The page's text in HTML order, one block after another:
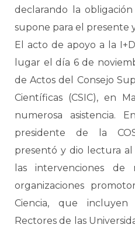
declarando la
supone para el presente
El acto de apoyo a la
lugar el día 6 de
de Actos del Consejo
Científicas (CSIC), en
numerosa asistencia.
presidente de la
presentó y dio lectura
las intervenciones de
organizaciones
Ciencia, que
Rectores de las